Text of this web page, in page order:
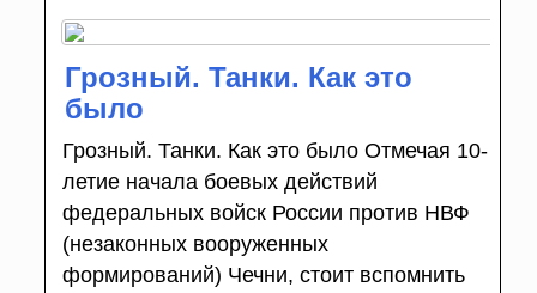
Грозный. Танки. Как это
было
Грозный. Танки. Как это было Отмечая 10-
летие начала боевых действий
федеральных войск России против НВФ
(незаконных вооруженных
формирований) Чечни, стоит вспомнить